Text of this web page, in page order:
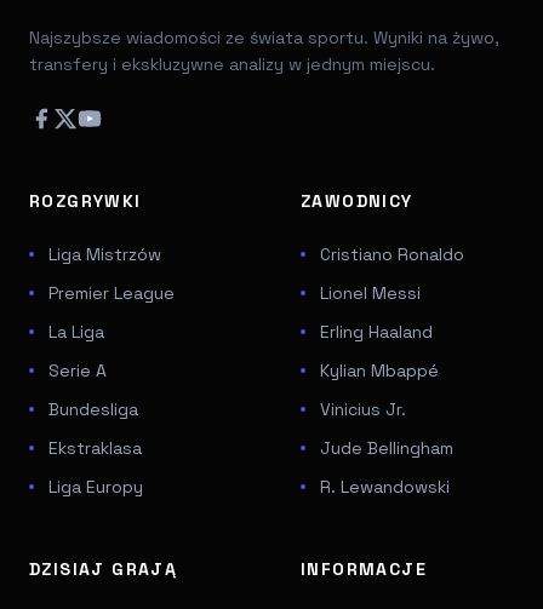
Najszybsze wiadomości ze świata sportu. Wyniki na żywo,
transfery i ekskluzywne analizy w jednym miejscu.
ROZGRYWKI
Liga Mistrzów
Premier League
La Liga
Serie A
Bundesliga
Ekstraklasa
Liga Europy
ZAWODNICY
Cristiano Ronaldo
Lionel Messi
Erling Haaland
Kylian Mbappé
Vinicius Jr.
Jude Bellingham
R. Lewandowski
DZISIAJ GRAJĄ INFORMACJE